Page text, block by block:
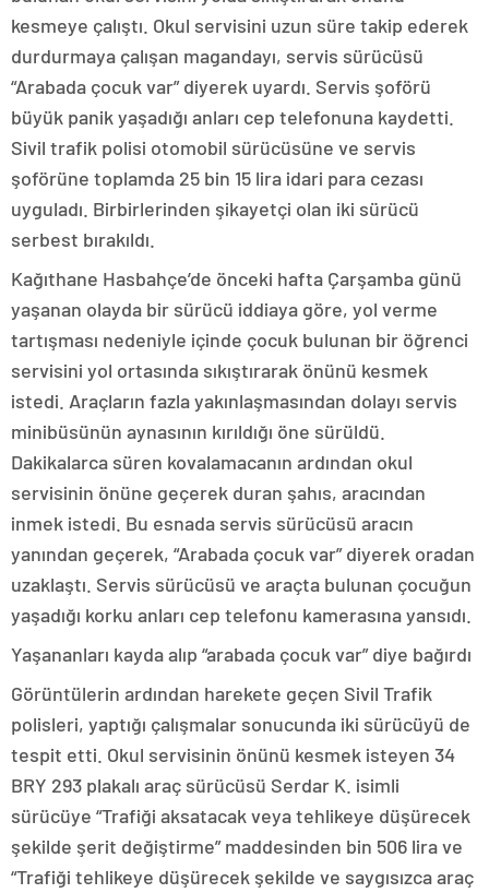
kesmeye çalıştı. Okul servisini uzun süre takip ederek
durdurmaya çalışan magandayı, servis sürücüsü
“Arabada çocuk var” diyerek uyardı. Servis şoförü
büyük panik yaşadığı anları cep telefonuna kaydetti.
Sivil trafik polisi otomobil sürücüsüne ve servis
şoförüne toplamda 25 bin 15 lira idari para cezası
uyguladı. Birbirlerinden şikayetçi olan iki sürücü
serbest bırakıldı.
Kağıthane Hasbahçe’de önceki hafta Çarşamba günü
yaşanan olayda bir sürücü iddiaya göre, yol verme
tartışması nedeniyle içinde çocuk bulunan bir öğrenci
servisini yol ortasında sıkıştırarak önünü kesmek
istedi. Araçların fazla yakınlaşmasından dolayı servis
minibüsünün aynasının kırıldığı öne sürüldü.
Dakikalarca süren kovalamacanın ardından okul
servisinin önüne geçerek duran şahıs, aracından
inmek istedi. Bu esnada servis sürücüsü aracın
yanından geçerek, “Arabada çocuk var” diyerek oradan
uzaklaştı. Servis sürücüsü ve araçta bulunan çocuğun
yaşadığı korku anları cep telefonu kamerasına yansıdı.
Yaşananları kayda alıp “arabada çocuk var” diye bağırdı
Görüntülerin ardından harekete geçen Sivil Trafik
polisleri, yaptığı çalışmalar sonucunda iki sürücüyü de
tespit etti. Okul servisinin önünü kesmek isteyen 34
BRY 293 plakalı araç sürücüsü Serdar K. isimli
sürücüye “Trafiği aksatacak veya tehlikeye düşürecek
şekilde şerit değiştirme” maddesinden bin 506 lira ve
“Trafiği tehlikeye düşürecek şekilde ve saygısızca araç